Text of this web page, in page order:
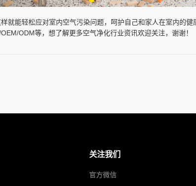
就能轻松应对室内空气污染问题，呵护自己和家人在室内的
ODM等，想了解更多空气净化行业资讯欢迎关注，谢谢！
关注我们
官方微信